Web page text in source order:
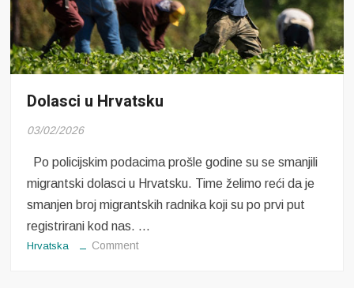
Dolasci u Hrvatsku
03/02/2026
Po policijskim podacima prošle godine su se smanjili
migrantski dolasci u Hrvatsku. Time želimo reći da je
smanjen broj migrantskih radnika koji su po prvi put
registrirani kod nas. …
Hrvatska Commenton